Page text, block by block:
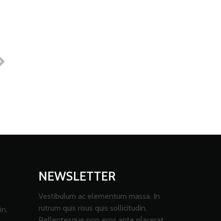
NEWSLETTER
Vestibulum ac elementum massa. In
rutrum quis risus quis sollicitudin.